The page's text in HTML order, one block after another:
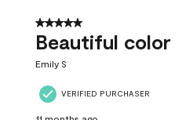
5 out of 5 stars.
Beautiful color
Emily S
VERIFIED PURCHASER